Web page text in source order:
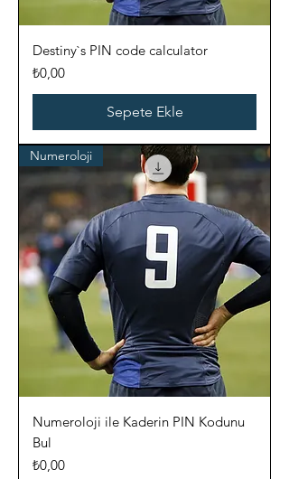
Destiny`s PIN code calculator
Fiyat
₺0,00
Sepete Ekle
Numeroloji
Numeroloji ile Kaderin PIN Kodunu
Bul
Fiyat
₺0,00